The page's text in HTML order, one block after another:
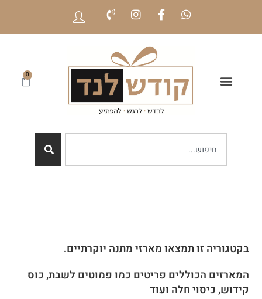
0
בקטגוריה זו תמצאו מארזי מתנה יוקרתיים.
המארזים הכוללים פריטים כמו פמוטים לשבת, כוס
קידוש, כיסוי חלה ועוד